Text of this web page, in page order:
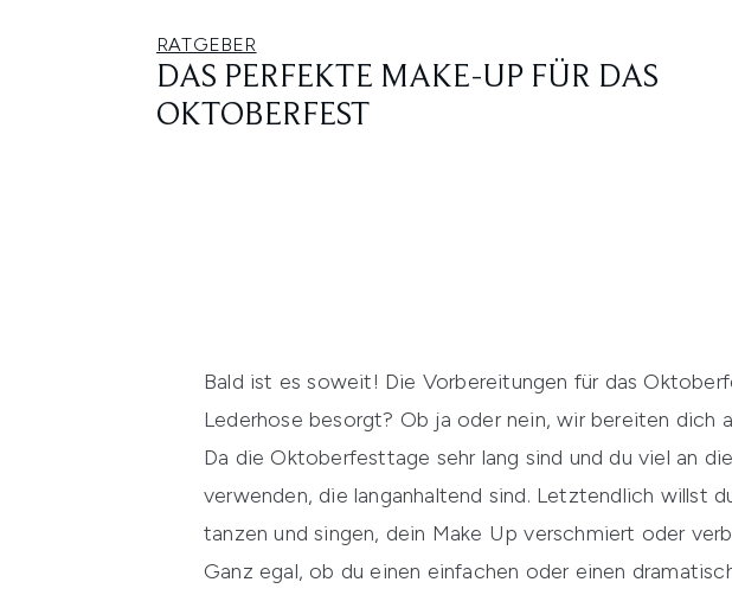
RATGEBER
DAS PERFEKTE MAKE-UP FÜR DAS
OKTOBERFEST
Bald ist es soweit! Die Vorbereitungen für das
Lederhose besorgt? Ob ja oder nein, wir bereiten
Da die Oktoberfesttage sehr lang sind und du viel an
verwenden, die langanhaltend sind. Letztendlich willst
tanzen und singen, dein Make Up verschmiert oder
Ganz egal, ob du einen einfachen oder einen